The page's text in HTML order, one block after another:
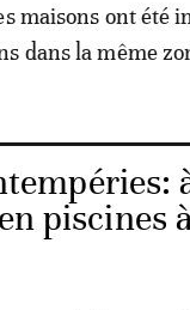
maisons ont été
dans la même
piscines